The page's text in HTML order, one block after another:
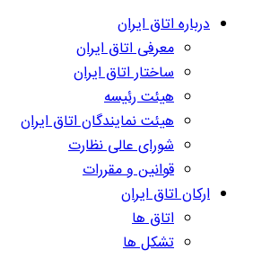
درباره اتاق ایران
معرفی اتاق ایران
ساختار اتاق ایران
هیئت رئیسه
هیئت نمایندگان اتاق ایران
شورای عالی نظارت
قوانین و مقررات
ارکان اتاق ایران
اتاق ها
تشکل ها